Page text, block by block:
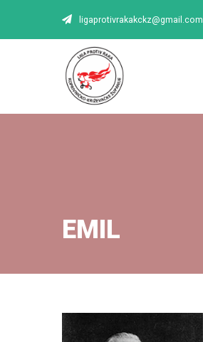
ligaprotivrakakckz@gmail.com
EMIL